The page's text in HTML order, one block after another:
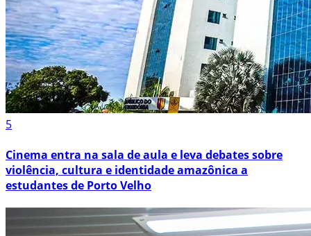
5
Cinema entra na sala de aula e leva debates sobre
violência, cultura e identidade amazônica a
estudantes de Porto Velho